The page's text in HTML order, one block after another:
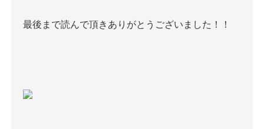
最後まで読んで頂きありがとうございました！！